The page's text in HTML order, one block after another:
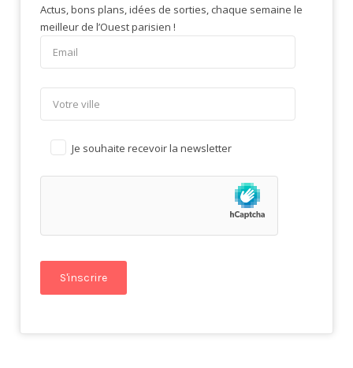
Actus, bons plans, idées de sorties, chaque semaine le
meilleur de l’Ouest parisien !
Je souhaite recevoir la newsletter